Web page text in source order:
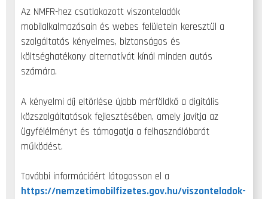
Az NMFR-hez csatlakozott viszonteladók
mobilalkalmazásain és webes felületein keresztül a
szolgáltatás kényelmes, biztonságos és
költséghatékony alternatívát kínál minden autós
számára.
A kényelmi díj eltörlése újabb mérföldkő a digitális
közszolgáltatások fejlesztésében, amely javítja az
ügyfélélményt és támogatja a felhasználóbarát
működést.
További információért látogasson el a
https://nemzetimobilfizetes.gov.hu/viszonteladok-